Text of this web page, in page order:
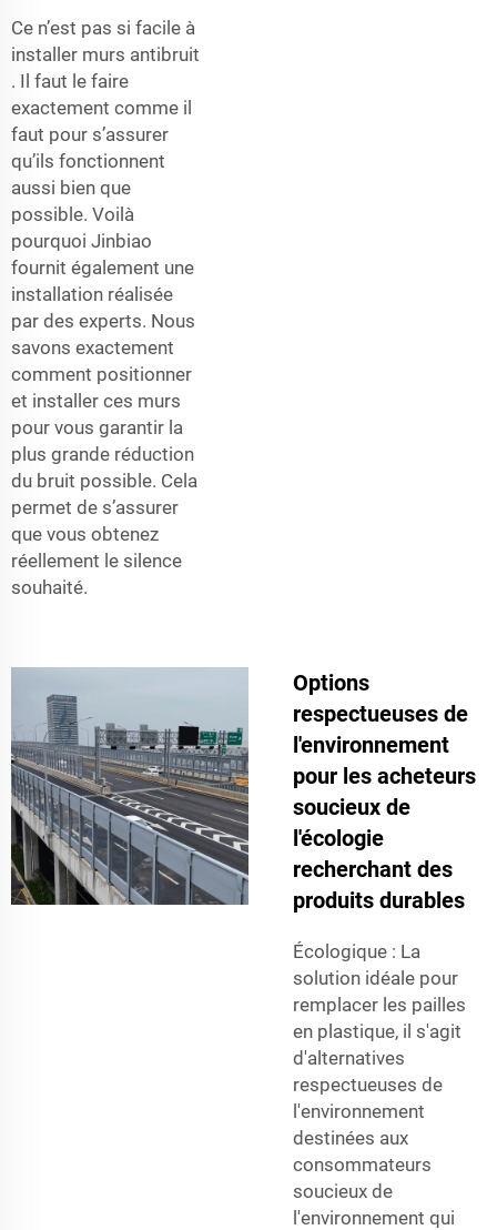
Ce n’est pas si facile à
installer murs antibruit
. Il faut le faire
exactement comme il
faut pour s’assurer
qu’ils fonctionnent
aussi bien que
possible. Voilà
pourquoi Jinbiao
fournit également une
installation réalisée
par des experts. Nous
savons exactement
comment positionner
et installer ces murs
pour vous garantir la
plus grande réduction
du bruit possible. Cela
permet de s’assurer
que vous obtenez
réellement le silence
souhaité.
Options
respectueuses de
l'environnement
pour les acheteurs
soucieux de
l'écologie
recherchant des
produits durables
Écologique : La
solution idéale pour
remplacer les pailles
en plastique, il s'agit
d'alternatives
respectueuses de
l'environnement
destinées aux
consommateurs
soucieux de
l'environnement qui